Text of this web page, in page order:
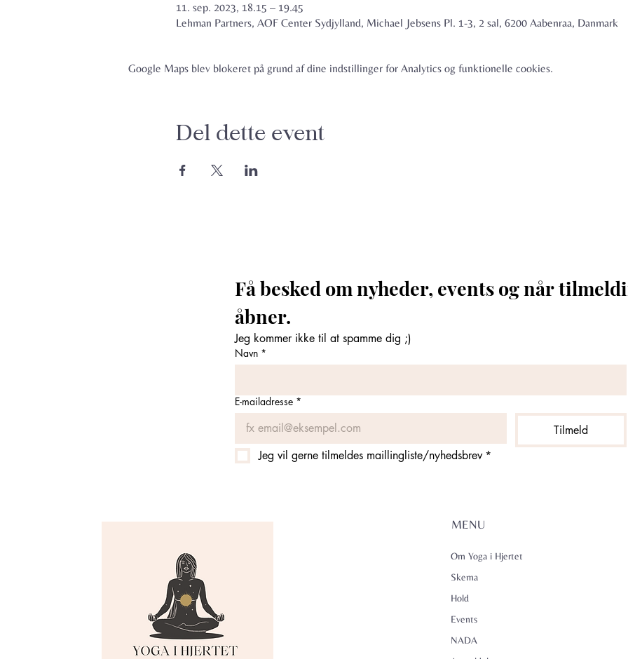
11. sep. 2023, 18.15 – 19.45
Lehman Partners, AOF Center Sydjylland, Michael Jebsens Pl. 1-3, 2 sal, 6200 Aabenraa, Danmark
Google Maps blev blokeret på grund af dine indstillinger for Analytics og funktionelle cookies.
Del dette event
Få besked om nyheder, events og når
Jeg kommer ikke til at spamme dig ;)
Navn *
E-mailadresse *
Tilmeld
Jeg vil gerne tilmeldes maillingliste/nyhedsbrev *
MENU
Om Yoga i Hjertet
Skema
Hold
Events
NADA